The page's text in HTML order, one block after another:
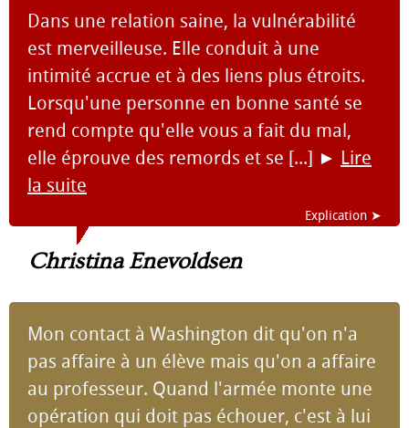
Dans une relation saine, la vulnérabilité
est merveilleuse. Elle conduit à une
intimité accrue et à des liens plus étroits.
Lorsqu'une personne en bonne santé se
rend compte qu'elle vous a fait du mal,
elle éprouve des remords et se [...] ► Lire
la suite
Explication ➤
Christina Enevoldsen
Mon contact à Washington dit qu'on n'a
pas affaire à un élève mais qu'on a affaire
au professeur. Quand l'armée monte une
opération qui doit pas échouer, c'est à lui